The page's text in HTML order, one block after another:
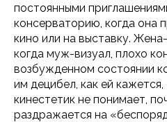
постоянными
консерваторию, когда она
кино или на выставку.
когда муж-визуал, плохо
возбужденном состоянии
им децибел, как ей
кинестетик не понимает,
раздражается на